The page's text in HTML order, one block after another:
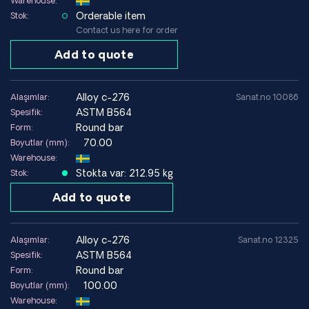
Tipik bileşim:Ni dengesi, Cr ~%15–16, Mo ~%15–17, W
~%3–4, Fe ~%4–7
Avantajlar
Çukurlaşma ve çatlak korozyonuna direnç
Düşük karbon içeriği, kristaller arası saldırı riskini azaltır
Kimyasal proses ekipmanlarındaki kaynaklı yapılar için
uygundur
Enerji, çevre ve proses endüstrilerinde kanıtlanmış malzeme
Sınırlamalar
Standart paslanmaz dolgu malzemelerine göre daha yüksek
malzeme maliyeti
Yüksek korozyon direncinin gerekli olduğu yerlerde
kullanılmalıdır
Daha az agresif ortamlarda gerekli değildir
Stok:
Orderable item
Contact us here for order
Add to quote
Alaşımlar: alloy c-276
Spesifik: ASTM B564
Form: Round bar
Boyutlar (mm): 70.00
Warehouse:
Stok:
Stokta var: 212.95 kg
Add to quote
Sanat.no 10086
Alaşımlar: alloy c-276
Spesifik: ASTM B564
Form: Round bar
Boyutlar (mm): 100.00
Warehouse:
Sanat.no 12325